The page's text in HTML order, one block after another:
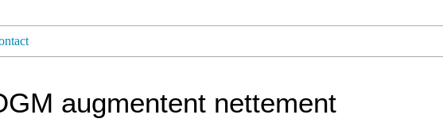
augmentent nettement